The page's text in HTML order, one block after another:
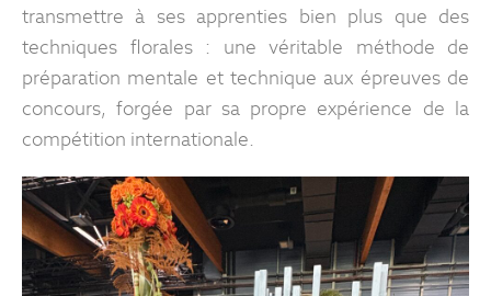
transmettre à ses apprenties bien plus que des
techniques florales : une véritable méthode de
préparation mentale et technique aux épreuves de
concours, forgée par sa propre expérience de la
compétition internationale.